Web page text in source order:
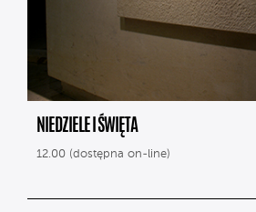
NIEDZIELE I ŚWIĘTA
12.00 (dostępna on-line)